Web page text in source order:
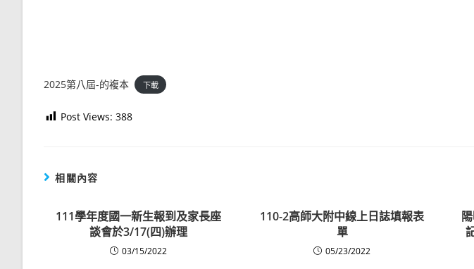
2025第八屆-的複本 下載
Post Views: 388
相關內容
111學年度國一新生報到及家長座
談會於3/17(四)辦理
03/15/2022
110-2高師大附中線上日誌填報表
單
05/23/2022